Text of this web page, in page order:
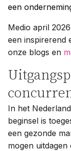
een
Medio april
een inspirerend
onze blogs en
In het
beginsel is
een gezonde
mogen